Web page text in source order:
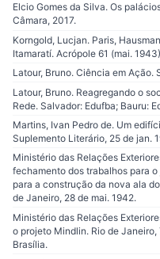
Elcio Gomes da Silva. Os
Câmara, 2017.
Korngold, Lucjan. Paris,
Itamaratí. Acrópole 61 (mai.
Latour, Bruno. Ciência em Ação.
Latour, Bruno. Reagregando o
Rede. Salvador: Edufba; Bauru:
Martins, Ivan Pedro de. Um
Suplemento Literário, 25 de jan.
Ministério das Relações
fechamento dos trabalhos para
para a construção da nova ala
de Janeiro, 28 de mai. 1942.
Ministério das Relações
o projeto Mindlin. Rio de
Brasília.